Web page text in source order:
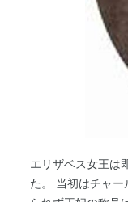
エリザベス女王は
た。 当初はチャー